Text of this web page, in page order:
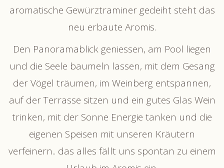
aromatische Gewürztraminer gedeiht steht das
neu erbaute Aromis.
Den Panoramablick geniessen, am Pool liegen
und die Seele baumeln lassen, mit dem Gesang
der Vögel träumen, im Weinberg entspannen,
auf der Terrasse sitzen und ein gutes Glas Wein
trinken, mit der Sonne Energie tanken und die
eigenen Speisen mit unseren Kräutern
verfeinern.. das alles fällt uns spontan zu einem